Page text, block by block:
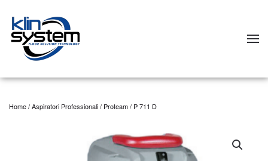
Skip to main content
Home/Aspiratori Professionali/ Proteam/ P 711 D